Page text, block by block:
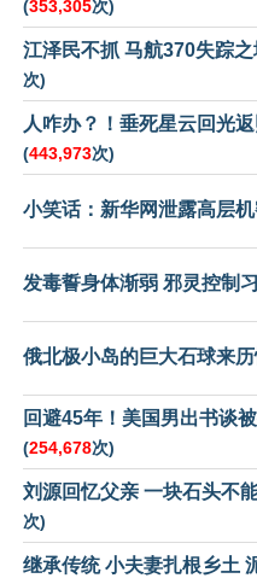
(353,305次)
江泽民不抓 马航370失踪
次)
人咋办？！垂死星云回光
(443,973次)
小笑话：新华网泄露高层
发毒誓身体渐弱 邪灵控制
俄北极小岛的巨大石球来历
回避45年！美国男出书谈
(254,678次)
刘源回忆父亲 一块石头不
次)
继承传统 小夫妻扎根乡土